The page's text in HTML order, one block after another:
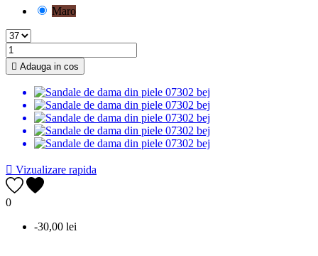
Maro
 Adauga in cos
 Vizualizare rapida
0
-30,00 lei